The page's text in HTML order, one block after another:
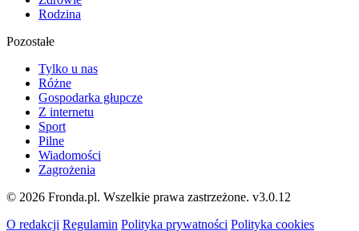
Rodzina
Pozostałe
Tylko u nas
Różne
Gospodarka głupcze
Z internetu
Sport
Pilne
Wiadomości
Zagrożenia
© 2026 Fronda.pl. Wszelkie prawa zastrzeżone. v3.0.12
O redakcji Regulamin Polityka prywatności Polityka cookies